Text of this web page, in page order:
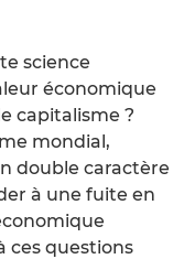
science
économique
capitalisme ?
mondial,
double caractère
à une fuite en
ces questions